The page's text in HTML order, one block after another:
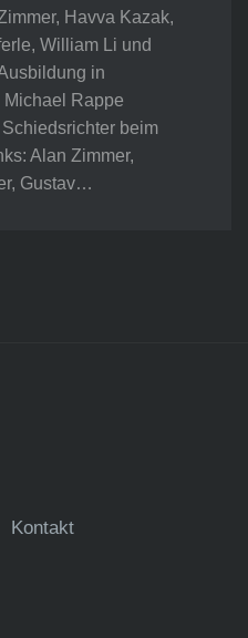
Havva Kazak,
William Li und
in
Rappe
beim
Alan Zimmer,
Gustav…
Kontakt